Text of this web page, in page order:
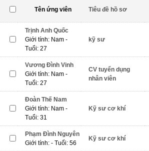
Tên ứng viên Tiêu đề hồ sơ
Trịnh Anh Quốc
Giới tính: Nam -
Tuổi: 27
kỹ sư
Vương Đình Vinh
Giới tính: Nam -
Tuổi: 27
CV tuyển dụng
nhân viên
Đoàn Thế Nam
Giới tính: Nam -
Tuổi: 31
Kỹ sư cơ khí
Phạm Đình Nguyên
Giới tính: - Tuổi: 56
Kỹ sư cơ khí